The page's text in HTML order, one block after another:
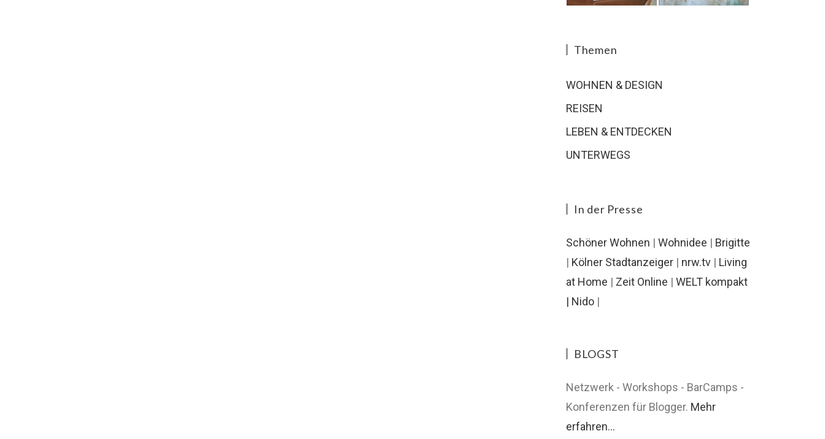
Themen
WOHNEN & DESIGN
REISEN
LEBEN & ENTDECKEN
UNTERWEGS
In der Presse
Schöner Wohnen | Wohnidee | Brigitte
| Kölner Stadtanzeiger | nrw.tv | Living
at Home | Zeit Online | WELT kompakt
| Nido |
BLOGST
Netzwerk - Workshops - BarCamps -
Konferenzen für Blogger. Mehr
erfahren...